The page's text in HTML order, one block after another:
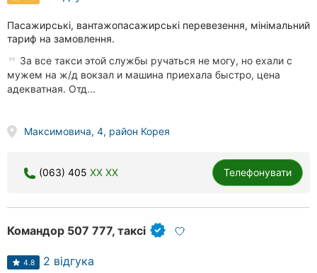
Пасажирські, вантажопасажирські перевезення, мінімальний
тариф на замовлення.
За все такси этой службы ручаться не могу, но ехали с
мужем на ж/д вокзал и машина приехала быстро, цена
адекватная. Отд...
Максимовича, 4, район Корея
(063) 405 XX XX Телефонувати
Командор 507 777, таксі
4.8 2 відгука